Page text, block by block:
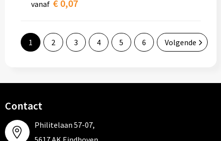
vanaf € 0,07
1 2 3 4 5 6 Volgende
Contact
Philitelaan 57-07,